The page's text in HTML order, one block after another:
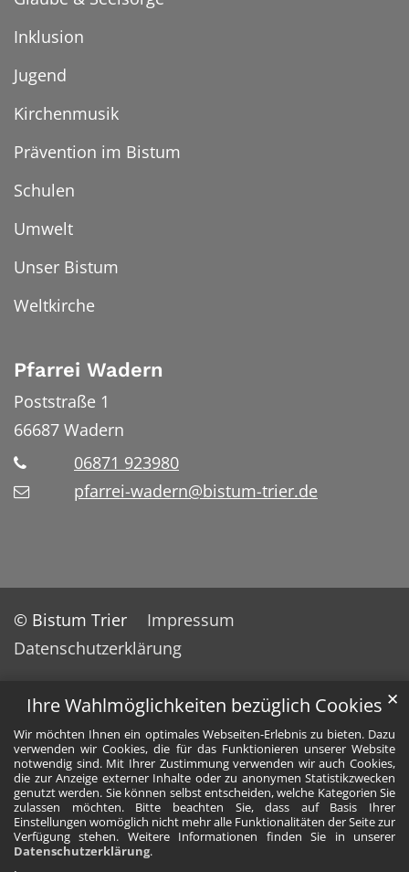
Ihre Wahlmöglichkeiten bezüglich Cookies
Wir möchten Ihnen ein optimales Webseiten-Erlebnis zu bieten. Dazu
verwenden wir Cookies, die für das Funktionieren unserer Website
notwendig sind. Mit Ihrer Zustimmung verwenden wir auch Cookies,
die zur Anzeige externer Inhalte oder zu anonymen Statistikzwecken
genutzt werden. Sie können selbst entscheiden, welche Kategorien Sie
zulassen möchten. Bitte beachten Sie, dass auf Basis Ihrer
Einstellungen womöglich nicht mehr alle Funktionalitäten der Seite zur
Verfügung stehen. Weitere Informationen finden Sie in unserer
Datenschutzerklärung.
✕
Inklusion
Jugend
Kirchenmusik
Prävention im Bistum
Schulen
Umwelt
Unser Bistum
Weltkirche
Pfarrei Wadern
Poststraße 1
66687 Wadern
06871 923980
pfarrei-wadern@bistum-trier.de
© Bistum Trier
Impressum
Datenschutzerklärung